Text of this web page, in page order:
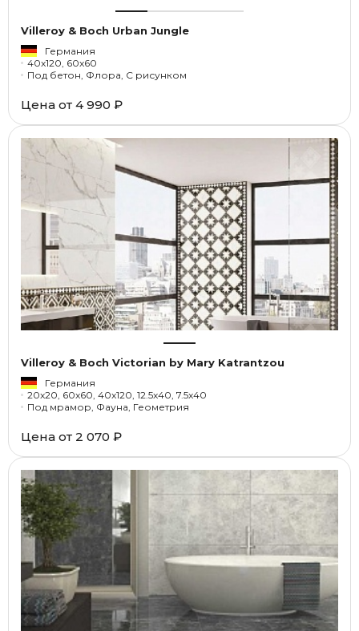
Villeroy & Boch Urban Jungle
Германия
40x120, 60x60
Под бетон, Флора, С рисунком
Цена от 4 990 ₽
Villeroy & Boch Victorian by Mary Katrantzou
Германия
20x20, 60x60, 40x120, 12.5x40, 7.5x40
Под мрамор, Фауна, Геометрия
Цена от 2 070 ₽